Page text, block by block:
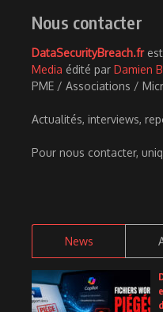
Nous contacter
DataSecurityBreach.frest
Media édité par Damien
PME / Associations /
Actualités, interviews,
Pour nous contacter,
News